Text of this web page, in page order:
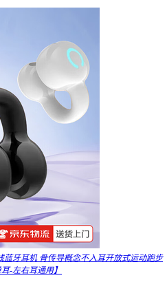
蓝牙耳机 骨传导概念不入耳开放式运动跑步
-左右耳通用】